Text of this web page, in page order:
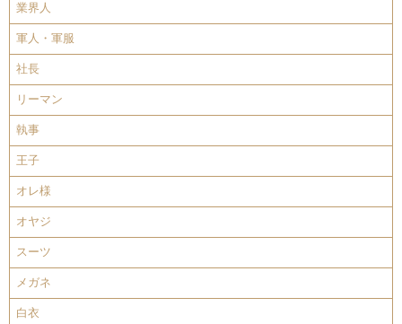
業界人
軍人・軍服
社長
リーマン
執事
王子
オレ様
オヤジ
スーツ
メガネ
白衣